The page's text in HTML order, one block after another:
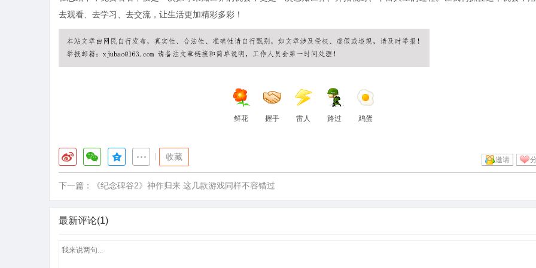
去观看、去学习、去交流，让生活更加精彩多彩！
鲜花 握手 雷人 路过 鸡蛋
收藏 邀请
下一篇： 《纪念碑谷2》神作归来 这几款游戏同样不容错过
最新评论(1)